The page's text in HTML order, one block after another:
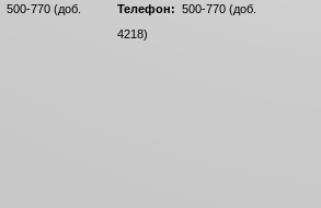
500-770 (доб.
Телефон: 500-770 (доб.
4218)